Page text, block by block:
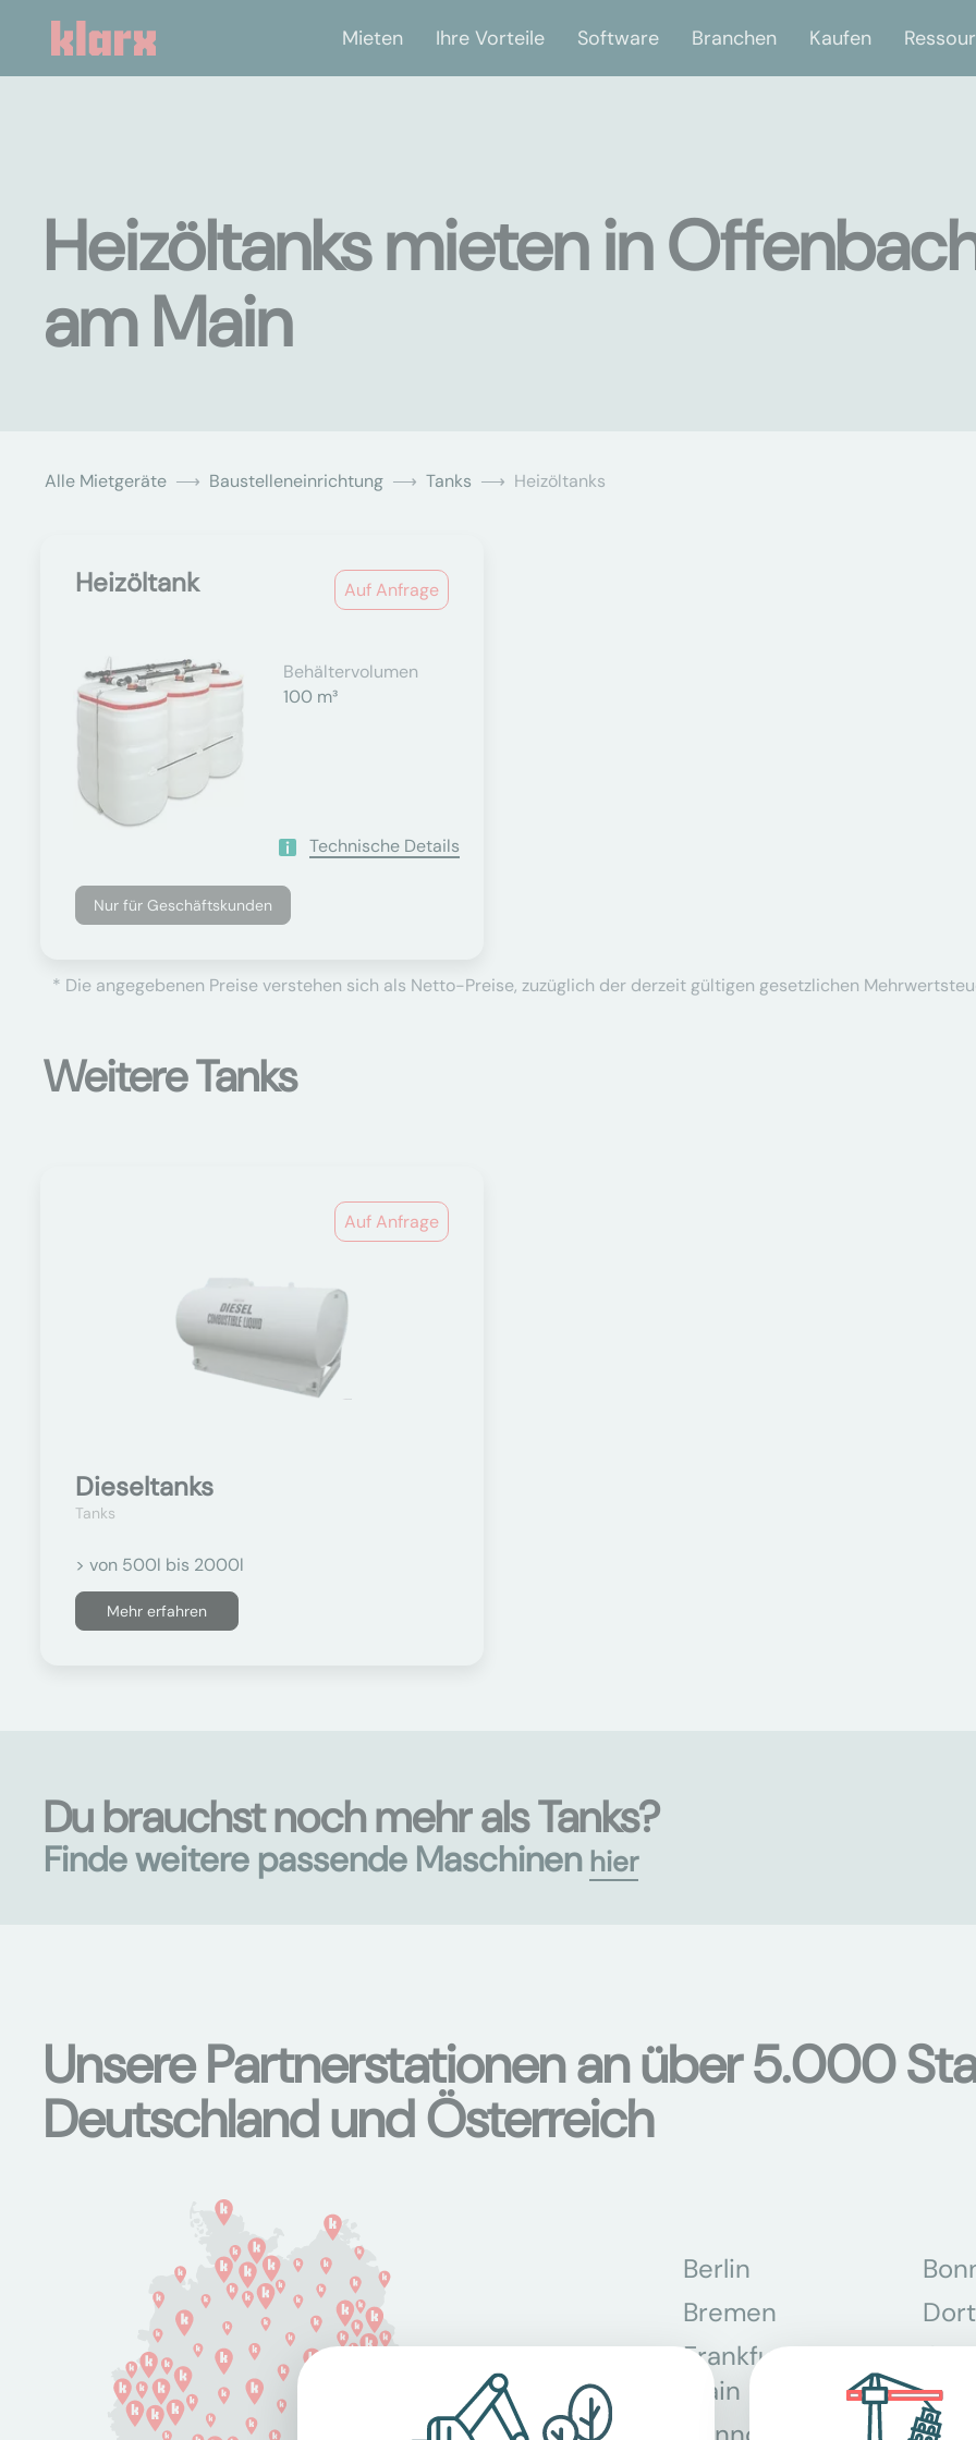
Mieten Ihre Vorteile Software Branchen Kaufen
Heizöltanks mieten in
am Main
Alle Mietgeräte Baustelleneinrichtung Tanks Heizöltanks
Auf Anfrage
Heizöltank
Behältervolumen
100 m³
Technische Details
Nur für Geschäftskunden
* Die angegebenen Preise verstehen sich als Netto-Preise, zuzüglich der derzeit gültigen gesetzlichen
Weitere Tanks
Auf Anfrage
Dieseltanks
Tanks
> von 500l bis 2000l
Mehr erfahren
Du brauchst noch mehr als Tanks?
Finde weitere passende Maschinen hier
Unsere Partnerstationen an über 5.000
Deutschland und Österreich
Berlin
Bremen
Frankfurt am
Main